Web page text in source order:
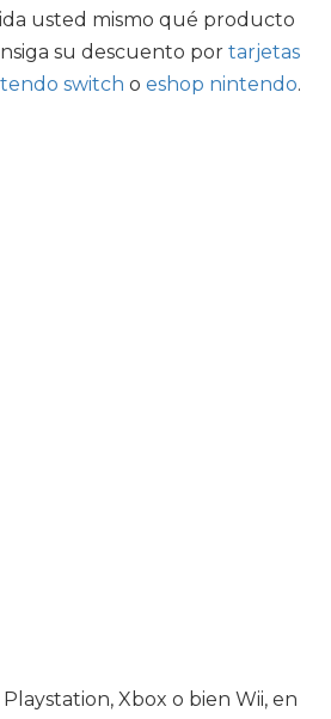
usted mismo qué producto
su descuento por tarjetas
switch o eshop nintendo.
Xbox o bien Wii, en